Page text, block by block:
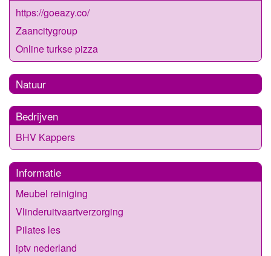
https://goeazy.co/
Zaancitygroup
Online turkse pizza
Natuur
Bedrijven
BHV Kappers
Informatie
Meubel reiniging
Vlinderuitvaartverzorging
Pilates les
iptv nederland